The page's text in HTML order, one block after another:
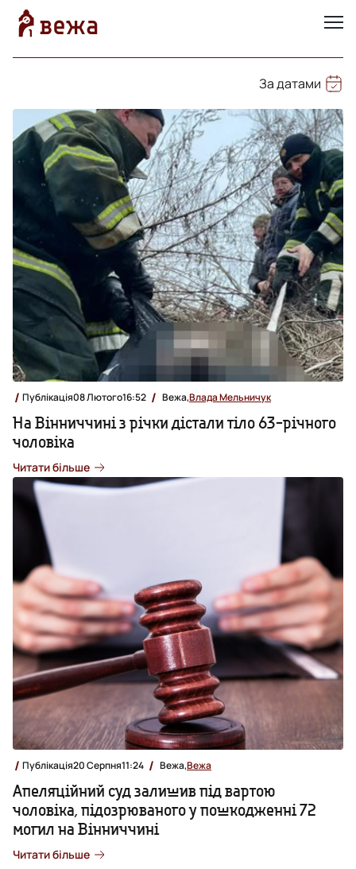
За датами
Публікація08 Лютого16:52 Вежа,Влада Мельничук
На Вінниччині з річки дістали тіло 63-річного
чоловіка
Читати більше
Публікація20 Серпня11:24 Вежа,Вежа
Апеляційний суд залишив під вартою
чоловіка, підозрюваного у пошкодженні 72
могил на Вінниччині
Читати більше